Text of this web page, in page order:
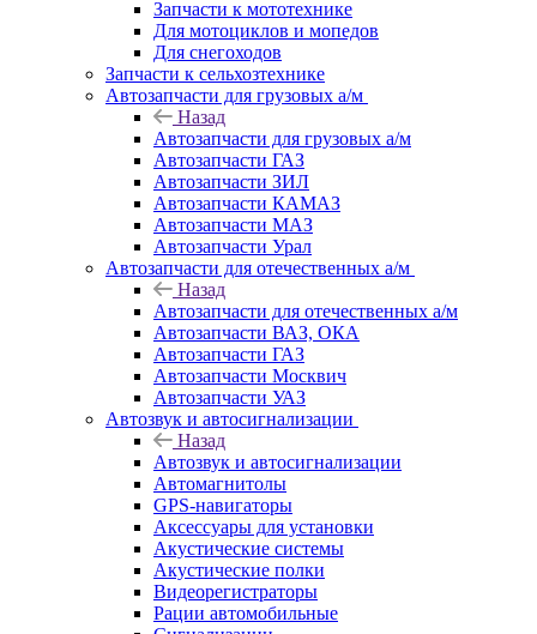
Запчасти к мототехнике
Для мотоциклов и мопедов
Для снегоходов
Запчасти к сельхозтехнике
Автозапчасти для грузовых а/м
Назад
Автозапчасти для грузовых а/м
Автозапчасти ГАЗ
Автозапчасти ЗИЛ
Автозапчасти КАМАЗ
Автозапчасти МАЗ
Автозапчасти Урал
Автозапчасти для отечественных а/м
Назад
Автозапчасти для отечественных а/м
Автозапчасти ВАЗ, ОКА
Автозапчасти ГАЗ
Автозапчасти Москвич
Автозапчасти УАЗ
Автозвук и автосигнализации
Назад
Автозвук и автосигнализации
Автомагнитолы
GPS-навигаторы
Аксессуары для установки
Акустические системы
Акустические полки
Видеорегистраторы
Рации автомобильные